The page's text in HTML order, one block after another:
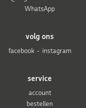
service
account
bestellen
volg ons
facebook
instagram
WhatsApp